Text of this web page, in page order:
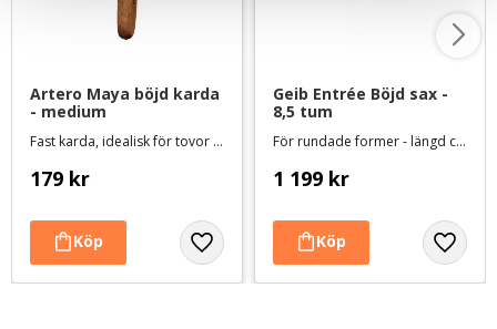
Artero Maya böjd karda
- medium
Fast karda, idealisk för tovor som sitter nära huden
179 kr
Geib Entrée Böjd sax -
8,5 tum
För rundade former - längd ca 21 cm
1 199 kr